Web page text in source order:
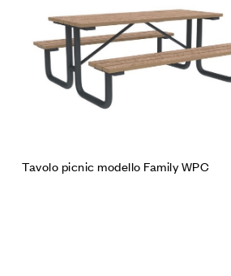
Tavolo picnic modello Family WPC